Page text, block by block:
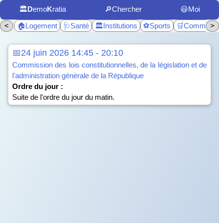
🏛️DemoKratia 🔎Chercher
😃Moi
<
🏠Logement 🩺Santé 🏛️Institutions ⚽Sports >
📅24 juin 2026 14:45 - 20:10
Commission des lois constitutionnelles, de la législation et de
l'administration générale de la République
Ordre du jour :
Suite de l'ordre du jour du matin.